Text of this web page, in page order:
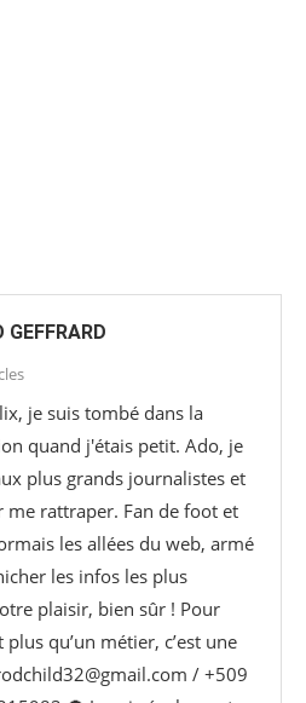
GEFFRARD
je suis tombé dans la
quand j'étais petit. Ado, je
plus grands journalistes et
me rattraper. Fan de foot et
les allées du web, armé
les infos les plus
plaisir, bien sûr ! Pour
qu’un métier, c’est une
/ +509